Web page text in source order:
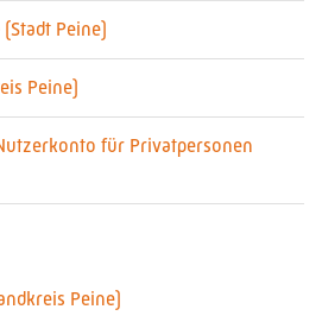
Peine)
Peine)
für Privatpersonen
Peine)